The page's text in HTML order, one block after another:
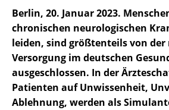
Berlin, 20. Januar 2023.
chronischen neurologischen
leiden, sind größtenteils von der
Versorgung im deutschen
ausgeschlossen. In der
Patienten auf Unwissenheit,
Ablehnung, werden als